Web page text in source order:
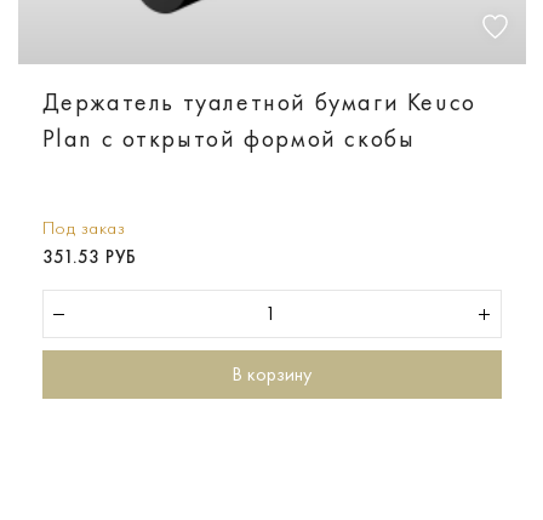
Держатель туалетной бумаги Keuco
Plan с открытой формой скобы
Под заказ
351.53 РУБ
В корзину